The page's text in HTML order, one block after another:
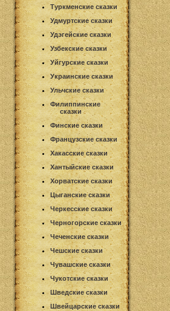
Туркменские сказки
Удмуртские сказки
Удэгейские сказки
Узбекские сказки
Уйгурские сказки
Украинские сказки
Ульчские сказки
Филиппинские
сказки
Финские сказки
Французские сказки
Хакасские сказки
Хантыйские сказки
Хорватские сказки
Цыганские сказки
Черкесские сказки
Черногорские сказки
Чеченские сказки
Чешские сказки
Чувашские сказки
Чукотские сказки
Шведские сказки
Швейцарские сказки